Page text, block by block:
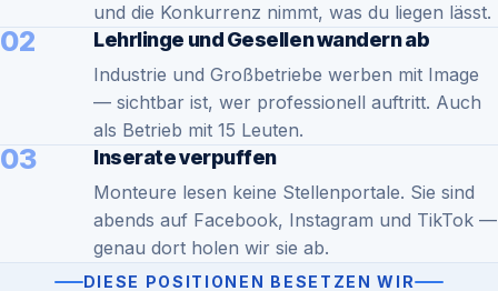
und die Konkurrenz nimmt, was du liegen lässt.
02 Lehrlinge und Gesellen wandern ab
Industrie und Großbetriebe werben mit Image
— sichtbar ist, wer professionell auftritt. Auch
als Betrieb mit 15 Leuten.
03 Inserate verpuffen
Monteure lesen keine Stellenportale. Sie sind
abends auf Facebook, Instagram und TikTok —
genau dort holen wir sie ab.
DIESE POSITIONEN BESETZEN WIR